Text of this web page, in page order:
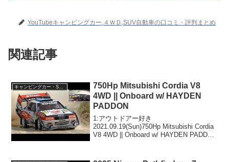
YouTubeキャンピングカー,４ＷＤ,SUV自動車の口コミ・評判まとめ
関連記事
キャンピングカー・SUV人気車種
750Hp Mitsubishi Cordia V8
4WD || Onboard w/ HAYDEN
PADDON
1:アウトドアー好き
2021.09.19(Sun)750Hp Mitsubishi Cordia
V8 4WD || Onboard w/ HAYDEN PADDON